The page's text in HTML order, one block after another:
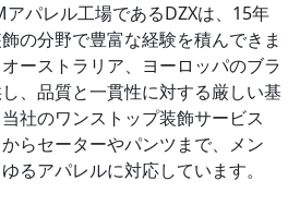
パレル工場であるDZXは、15年
の分野で豊富な経験を積んできま
ーストラリア、ヨーロッパのブラ
、品質と一貫性に対する厳しい基
社のワンストップ装飾サービス
らセーターやパンツまで、メン
るアパレルに対応しています。